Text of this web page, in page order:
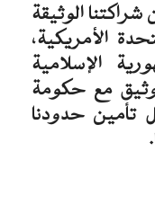
شراكتنا الوثيقة
الأمريكية،
الإسلامية
وثيق مع حكومة
تأمين حدودنا